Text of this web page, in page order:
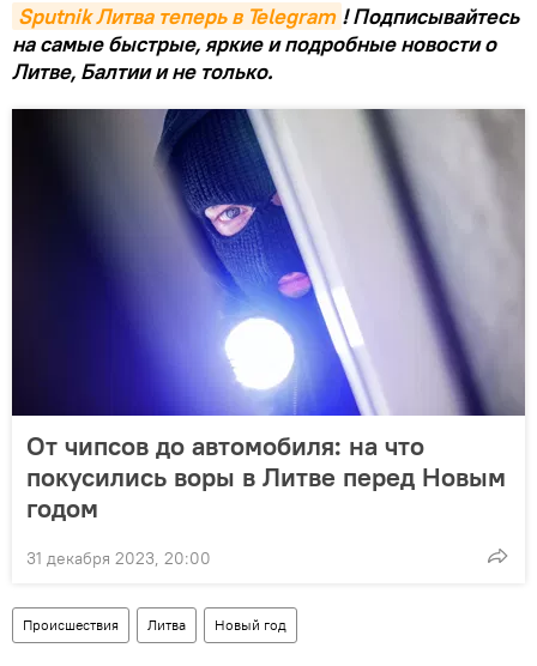
Sputnik Литва теперь в Telegram ! Подписывайтесь
на самые быстрые, яркие и подробные новости о
Литве, Балтии и не только.
От чипсов до автомобиля: на что
покусились воры в Литве перед Новым
годом
31 декабря 2023, 20:00
Происшествия Литва Новый год